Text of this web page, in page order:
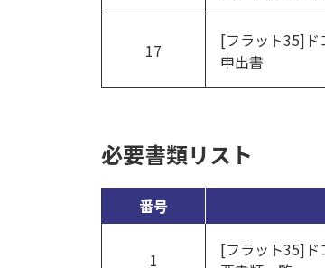
17
[フラット35]
申出書
必要書類リスト
番号
1
[フラット35]